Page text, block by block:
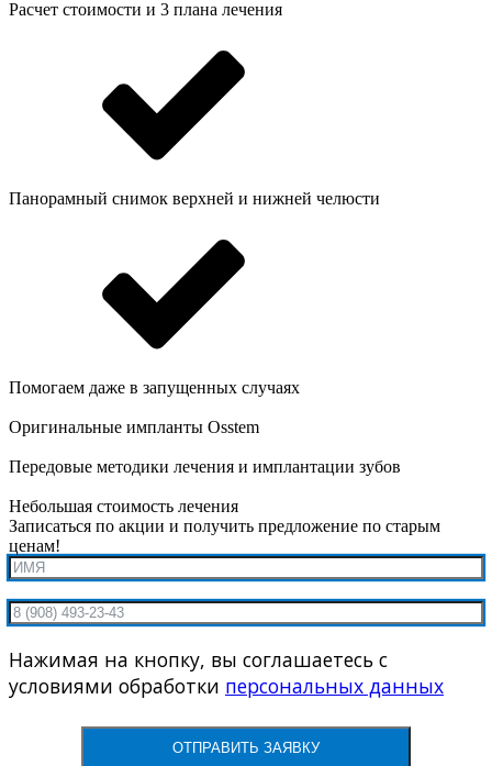
Расчет стоимости и 3 плана лечения
Панорамный снимок верхней и нижней челюсти
Помогаем даже в запущенных случаях
Оригинальные импланты Osstem
Передовые методики лечения и имплантации зубов
Небольшая стоимость лечения
Записаться по акции и получить предложение по старым
ценам!
Нажимая на кнопку, вы соглашаетесь с
условиями обработки персональных данных
ОТПРАВИТЬ ЗАЯВКУ